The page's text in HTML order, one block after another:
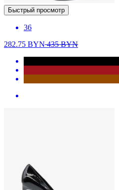
Быстрый просмотр
36
282.75 BYN435BYN